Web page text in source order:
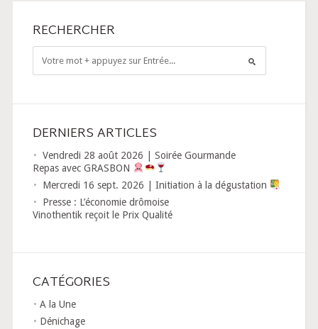
RECHERCHER
DERNIERS ARTICLES
Vendredi 28 août 2026 | Soirée Gourmande
Repas avec GRASBON
Mercredi 16 sept. 2026 | Initiation à la dégustation
Presse : L’économie drômoise
Vinothentik reçoit le Prix Qualité
CATÉGORIES
A la Une
Dénichage